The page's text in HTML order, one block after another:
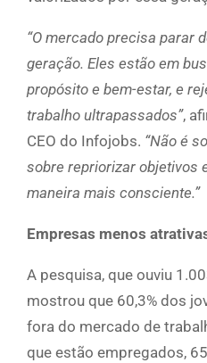
“O mercado precisa parar
geração. Eles estão em
propósito e bem-estar, e
trabalho ultrapassados”,
CEO do Infojobs. “Não é
sobre repriorizar objetivos
maneira mais consciente.”
Empresas menos
A pesquisa, que ouviu
mostrou que 60,3% dos
fora do mercado de
que estão empregados,